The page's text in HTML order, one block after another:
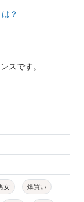
？
スです。
女 爆買い